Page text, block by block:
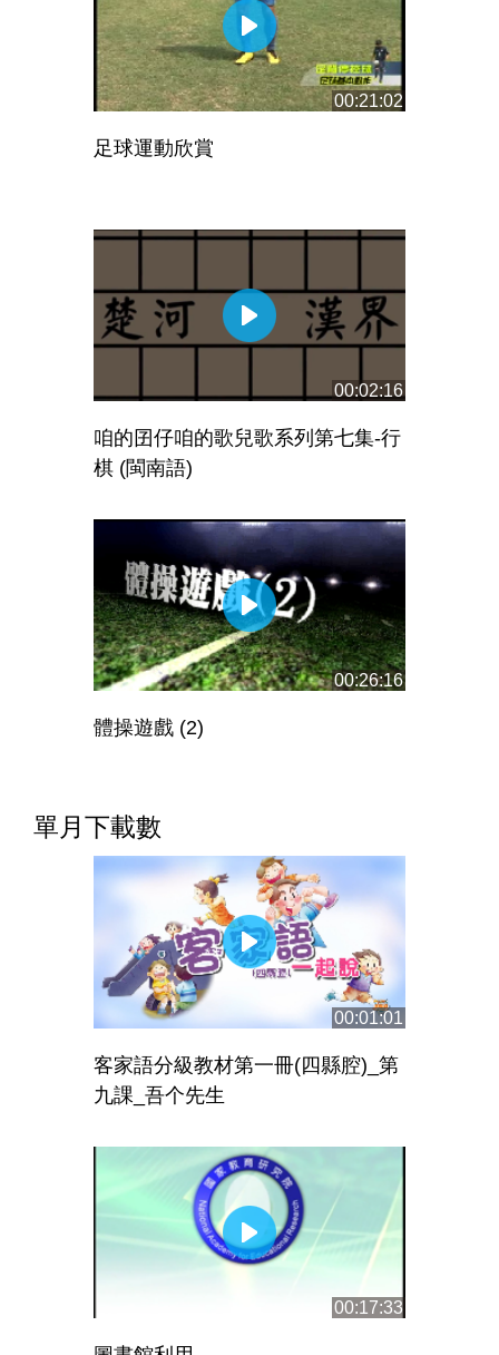
00:21:02
足球運動欣賞
00:02:16
咱的囝仔咱的歌兒歌系列第七集-行
棋 (閩南語)
00:26:16
體操遊戲 (2)
單月下載數
00:01:01
客家語分級教材第一冊(四縣腔)_第
九課_吾个先生
00:17:33